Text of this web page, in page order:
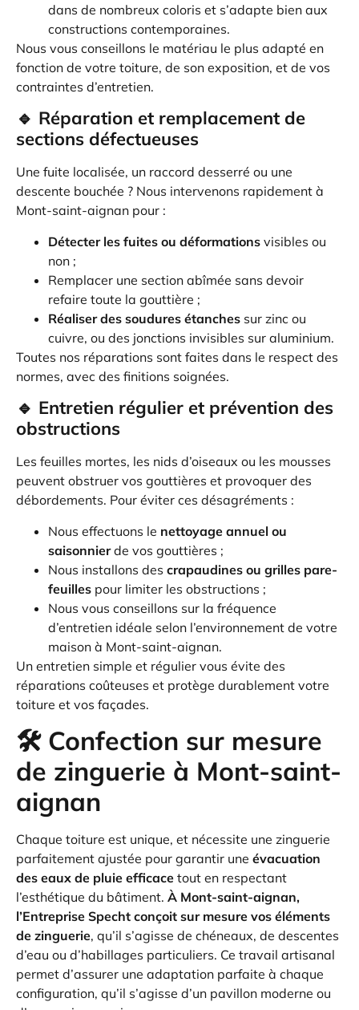
dans de nombreux coloris et s’adapte bien aux
constructions contemporaines.
Nous vous conseillons le matériau le plus adapté en
fonction de votre toiture, de son exposition, et de vos
contraintes d’entretien.
🔹 Réparation et remplacement de
sections défectueuses
Une fuite localisée, un raccord desserré ou une
descente bouchée ? Nous intervenons rapidement à
Mont-saint-aignan pour :
Détecter les fuites ou déformations visibles ou
non ;
Remplacer une section abîmée sans devoir
refaire toute la gouttière ;
Réaliser des soudures étanches sur zinc ou
cuivre, ou des jonctions invisibles sur aluminium.
Toutes nos réparations sont faites dans le respect des
normes, avec des finitions soignées.
🔹 Entretien régulier et prévention des
obstructions
Les feuilles mortes, les nids d’oiseaux ou les mousses
peuvent obstruer vos gouttières et provoquer des
débordements. Pour éviter ces désagréments :
Nous effectuons le nettoyage annuel ou
saisonnierde vos gouttières ;
Nous installons des crapaudines ou grilles pare-
feuilles pour limiter les obstructions ;
Nous vous conseillons sur la fréquence
d’entretien idéale selon l’environnement de votre
maison à Mont-saint-aignan.
Un entretien simple et régulier vous évite des
réparations coûteuses et protège durablement votre
toiture et vos façades.
🛠️ Confection sur mesure
de zinguerie à Mont-saint-
aignan
Chaque toiture est unique, et nécessite une zinguerie
parfaitement ajustée pour garantir une évacuation
des eaux de pluie efficace tout en respectant
l’esthétique du bâtiment. À Mont-saint-aignan,
l’Entreprise Specht conçoit sur mesure vos éléments
de zinguerie, qu’il s’agisse de chéneaux, de descentes
d’eau ou d’habillages particuliers. Ce travail artisanal
permet d’assurer une adaptation parfaite à chaque
configuration, qu’il s’agisse d’un pavillon moderne ou